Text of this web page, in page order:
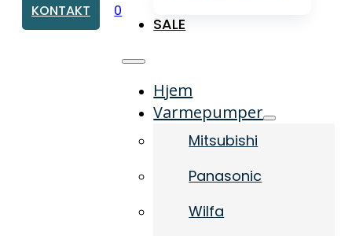
SALE
Hjem
Varmepumper
Mitsubishi
Panasonic
Wilfa
KONTAKT 0